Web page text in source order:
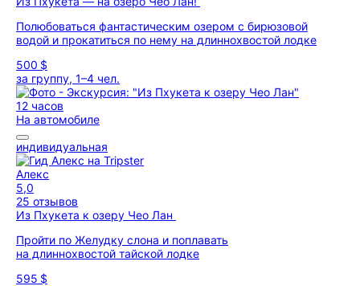
Полюбоваться фантастическим озером с бирюзовой
водой и прокатиться по нему на длиннохвостой лодке
500 $
за группу, 1–4 чел.
12 часов
На автомобиле
индивидуальная
Алекс
5,0
25 отзывов
Из Пхукета к озеру Чео Лан
Пройти по Желудку слона и поплавать
на длиннохвостой тайской лодке
595 $